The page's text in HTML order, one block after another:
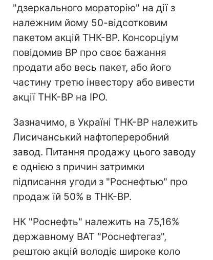
"дзеркального мораторію" на дії з
належним йому 50-відсотковим
пакетом акцій ТНК-ВР. Консорціум
повідомив ВР про своє бажання
продати або весь пакет, або його
частину третю інвестору або вивести
акції ТНК-ВР на IPO.
Зазначимо, в Україні ТНК-ВР належить
Лисичанський нафтопереробний
завод. Питання продажу цього заводу
є однією з причин затримки
підписання угоди з "Роснефтью" про
продаж їй 50% в ТНК-BP.
НК "Роснефть" належить на 75,16%
державному ВАТ "Роснефтегаз",
рештою акцій володіє широке коло